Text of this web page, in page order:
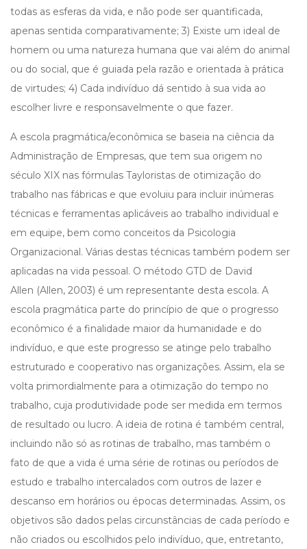
todas as esferas da vida, e não pode ser quantificada,
apenas sentida comparativamente; 3) Existe um ideal de
homem ou uma natureza humana que vai além do animal
ou do social, que é guiada pela razão e orientada à prática
de virtudes; 4) Cada indivíduo dá sentido à sua vida ao
escolher livre e responsavelmente o que fazer.
A escola pragmática/econômica se baseia na ciência da
Administração de Empresas, que tem sua origem no
século XIX nas fórmulas Tayloristas de otimização do
trabalho nas fábricas e que evoluiu para incluir inúmeras
técnicas e ferramentas aplicáveis ao trabalho individual e
em equipe, bem como conceitos da Psicologia
Organizacional. Várias destas técnicas também podem ser
aplicadas na vida pessoal. O método GTD de David
Allen (Allen, 2003) é um representante desta escola. A
escola pragmática parte do princípio de que o progresso
econômico é a finalidade maior da humanidade e do
indivíduo, e que este progresso se atinge pelo trabalho
estruturado e cooperativo nas organizações. Assim, ela se
volta primordialmente para a otimização do tempo no
trabalho, cuja produtividade pode ser medida em termos
de resultado ou lucro. A ideia de rotina é também central,
incluindo não só as rotinas de trabalho, mas também o
fato de que a vida é uma série de rotinas ou períodos de
estudo e trabalho intercalados com outros de lazer e
descanso em horários ou épocas determinadas. Assim, os
objetivos são dados pelas circunstâncias de cada período e
não criados ou escolhidos pelo indivíduo, que, entretanto,